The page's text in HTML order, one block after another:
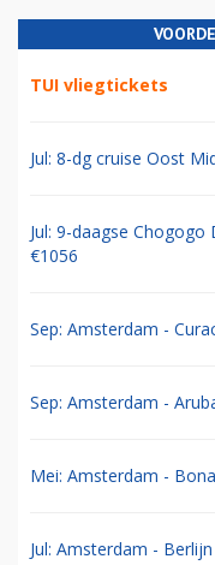
TUI vliegtickets
Jul: 8-dg cruise Oost
Jul: 9-daagse
€1056
Sep: Amsterdam -
Sep: Amsterdam -
Mei: Amsterdam -
Jul: Amsterdam -